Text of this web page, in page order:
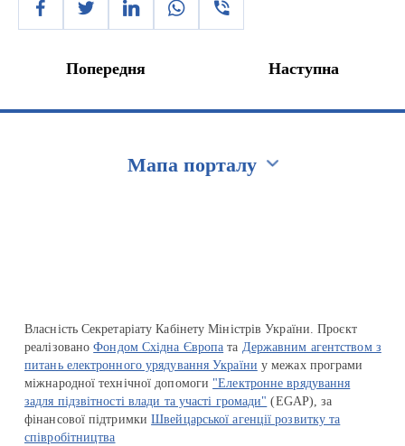
Попередня Наступна
Мапа порталу
Власність Секретаріату Кабінету Міністрів України. Проєкт
реалізованоФондом Східна Європа та Державним агентством з
питань електронного урядування України у межах програми
міжнародної технічної допомоги "Електронне врядування
задля підзвітності влади та участі громади" (EGAP), за
фінансової підтримкиШвейцарської агенції розвитку та
співробітництва